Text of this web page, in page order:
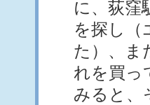
に、荻窪
を探し（
た）、ま
れを買っ
みると、